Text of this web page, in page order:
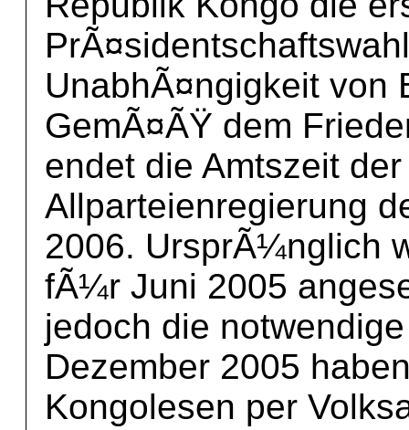
UnabhÃ¤ngigkeit von
GemÃ¤ÃŸ dem
endet die Amtszeit
Allparteienregierung
2006. UrsprÃ¼nglich
fÃ¼r Juni 2005
jedoch die
Dezember 2005
Kongolesen per